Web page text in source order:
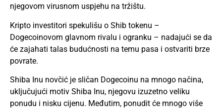
njegovom virusnom uspjehu na tržištu.
Kripto investitori spekulišu o Shib tokenu –
Dogecoinovom glavnom rivalu i ogranku – nadajući se da
će zajahati talas budućnosti na temu pasa i ostvariti brze
povrate.
Shiba Inu novčić je sličan Dogecoinu na mnogo načina,
uključujući motiv Shiba Inu, njegovu izuzetno veliku
ponudu i nisku cijenu. Međutim, ponudit će mnogo više